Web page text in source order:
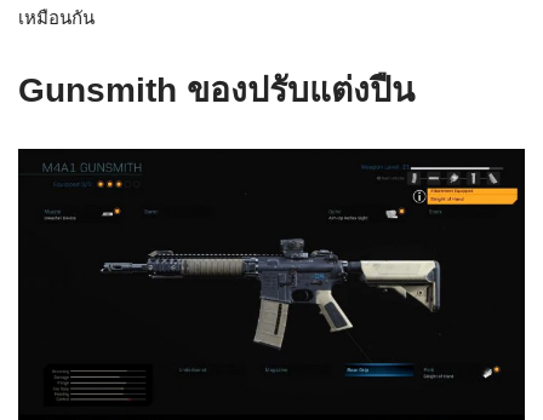
เหมือนกัน
Gunsmith ของปรับแต่งปืน